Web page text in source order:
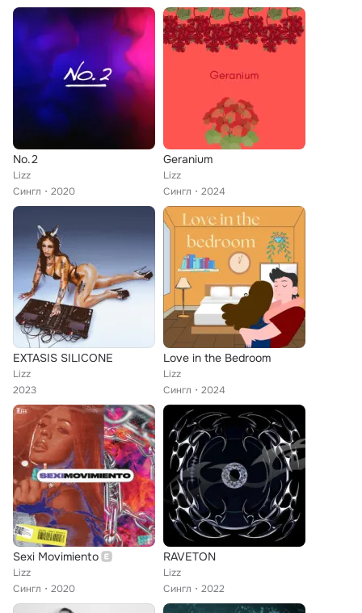
No.2
Lizz
Сингл
2020
Geranium
Lizz
Сингл
2024
EXTASIS SILICONE
Lizz
2023
Love in the Bedroom
Lizz
Сингл
2024
Sexi Movimiento
Lizz
Сингл
2020
RAVETON
Lizz
Сингл
2022